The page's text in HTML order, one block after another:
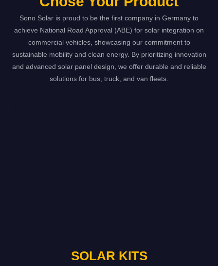
Sono Solar is proud to be the first company in Germany to
achieve National Road Approval (ABE) for solar integration on
commercial vehicles, showcasing our commitment to
sustainable mobility and clean energy. By prioritizing innovation
and advanced solar panel design, we offer durable and reliable
solutions for bus, truck, and van fleets.
SOLAR KITS